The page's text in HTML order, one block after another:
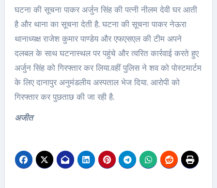
घटना की सूचना पाकर अर्जुन सिंह की पत्नी नीलम देवी घर आती
है और थाना का सूचना देती है. घटना की सूचना पाकर नेऊरा
थानाध्यक्ष राजेश कुमार पाण्डेय और एफएसएल की टीम अपने
दलबल के साथ घटनास्थल पर पहुंचे और त्वरित कार्रवाई करते हुए
अर्जुन सिंह को गिरफ्तार कर लिया.वहीं पुलिस ने शव को पोस्टमार्टम
के लिए दानापुर अनुमंडलीय अस्पताल भेज दिया. आरोपी को
गिरफ्तार कर पुछताछ की जा रही है.
अजीत